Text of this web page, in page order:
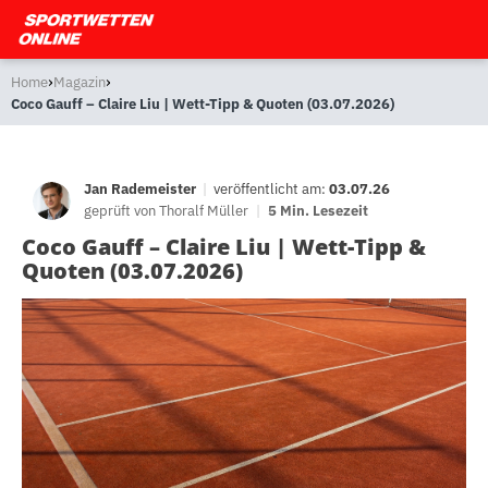
Home›Magazin›
Coco Gauff – Claire Liu | Wett-Tipp & Quoten (03.07.2026)
Jan Rademeister | veröffentlicht am: 03.07.26
geprüft vonThoralf Müller | 5 Min. Lesezeit
Coco Gauff – Claire Liu | Wett-Tipp &
Quoten (03.07.2026)